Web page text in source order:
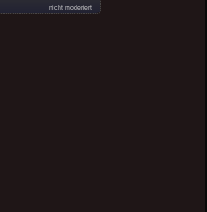
nicht moderiert